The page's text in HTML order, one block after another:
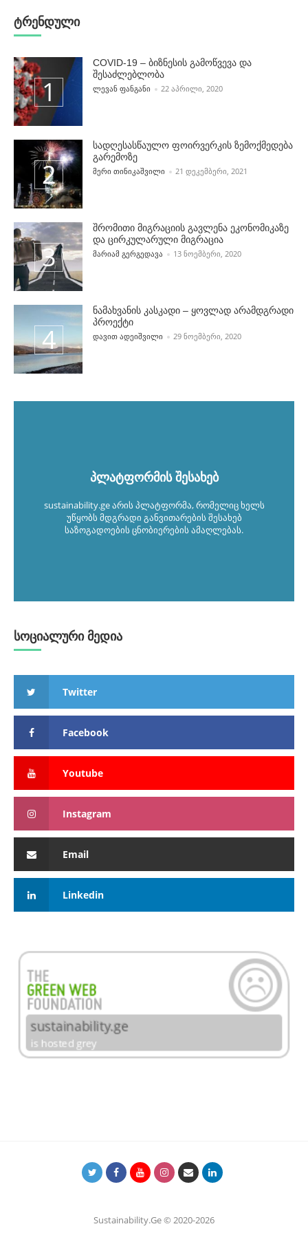
ტრენდული
COVID-19 – ბიზნესის გამოწვევა და
შესაძლებლობა
POSTED BY
ᲚᲔᲕᲐᲜ ᲤᲐᲜᲒᲐᲜᲘ 22 ᲐᲞᲠᲘᲚᲘ, 2020
სადღესასწაულო ფოირვერკის ზემოქმედება
გარემოზე
POSTED BY
ᲛᲔᲠᲘ ᲗᲘᲜᲘᲙᲐᲨᲕᲘᲚᲘ 21 ᲓᲔᲙᲔᲛᲑᲔᲠᲘ, 2021
შრომითი მიგრაციის გავლენა ეკონომიკაზე
და ცირკულარული მიგრაცია
POSTED BY
ᲛᲐᲠᲘᲐᲛ ᲒᲔᲠᲒᲔᲓᲐᲕᲐ 13 ᲜᲝᲔᲛᲑᲔᲠᲘ, 2020
ნამახვანის კასკადი – ყოვლად არამდგრადი
პროექტი
POSTED BY
ᲓᲐᲕᲘᲗ ᲐᲓᲔᲘᲨᲕᲘᲚᲘ 29 ᲜᲝᲔᲛᲑᲔᲠᲘ, 2020
პლატფორმის შესახებ
sustainability.ge არის პლატფორმა, რომელიც ხელს
უწყობს მდგრადი განვითარების შესახებ
საზოგადოების ცნობიერების ამაღლებას.
სოციალური მედია
Twitter
Facebook
Youtube
Instagram
Email
Linkedin
Sustainability.Ge © 2020-2026